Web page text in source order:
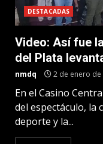
DESTACADAS
Video: Así fue
del Plata
nmdq 2 de enero de
En el Casino
del espectáculo, la
deporte y la...